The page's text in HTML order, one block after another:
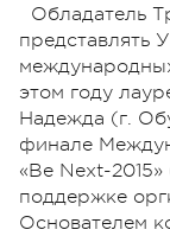
Обладатель
представлять
этом году
Надежда (г.
финале
«Be Next-
поддержке
Основателем